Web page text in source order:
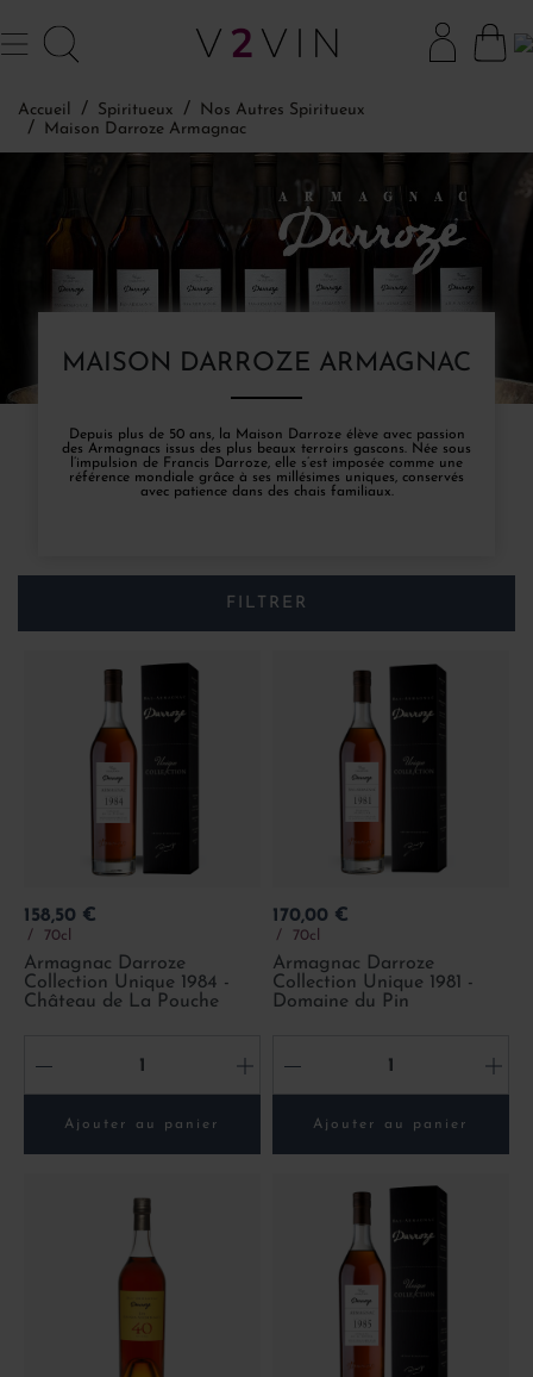
Accueil Spiritueux
Nos Autres Spiritueux
Maison Darroze Armagnac
MAISON DARROZE ARMAGNAC
Depuis plus de 50 ans, la Maison Darroze élève avec passion
des Armagnacs issus des plus beaux terroirs gascons. Née sous
l’impulsion de Francis Darroze, elle s’est imposée comme une
référence mondiale grâce à ses millésimes uniques, conservés
avec patience dans des chais familiaux.
FILTRER
Prix
158,50 €
70cl
Armagnac Darroze
Collection Unique 1984 -
Château de La Pouche
- +
Ajouter au panier
Prix
170,00 €
70cl
Armagnac Darroze
Collection Unique 1981 -
Domaine du Pin
- +
Ajouter au panier